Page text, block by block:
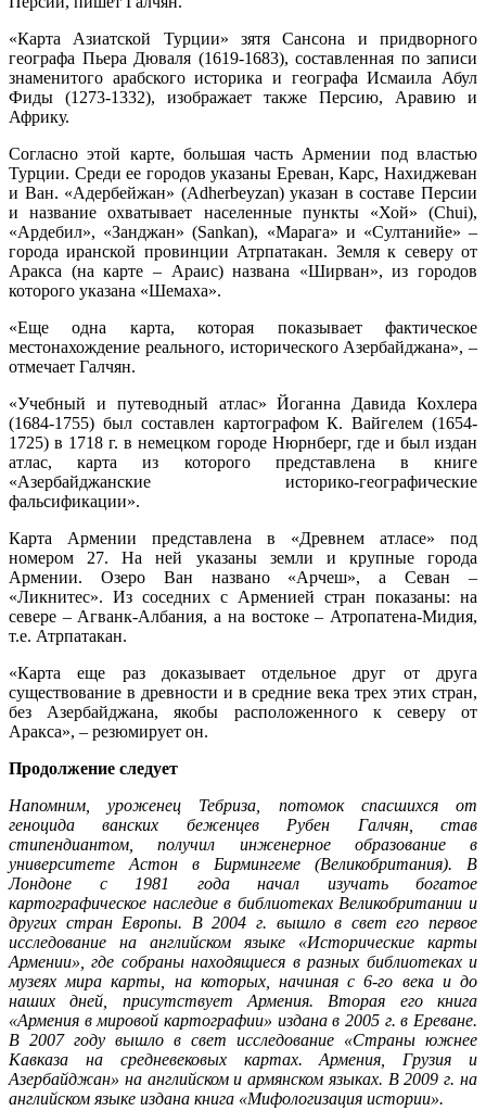
«Карта Азиатской Турции» зятя Сансона и придворного
географа Пьера Дюваля (1619-1683), составленная по записи
знаменитого арабского историка и географа Исмаила Абул
Фиды (1273-1332), изображает также Персию, Аравию и
Африку.
Согласно этой карте, большая часть Армении под властью
Турции. Среди ее городов указаны Ереван, Карс, Нахиджеван
и Ван. «Адербейжан» (Adherbeyzan) указан в составе Персии
и название охватывает населенные пункты «Хой» (Chui),
«Ардебил», «Занджан» (Sankan), «Марага» и «Султанийе» –
города иранской провинции Атрпатакан. Земля к северу от
Аракса (на карте – Араис) названа «Ширван», из городов
которого указана «Шемаха».
«Еще одна карта, которая показывает фактическое
местонахождение реального, исторического Азербайджана», –
отмечает Галчян.
«Учебный и путеводный атлас» Йоганна Давида Кохлера
(1684-1755) был составлен картографом К. Вайгелем (1654-
1725) в 1718 г. в немецком городе Нюрнберг, где и был издан
атлас, карта из которого представлена в книге
«Азербайджанские историко-географические
фальсификации».
Карта Армении представлена в «Древнем атласе» под
номером 27. На ней указаны земли и крупные города
Армении. Озеро Ван названо «Арчеш», а Севан –
«Ликнитес». Из соседних с Арменией стран показаны: на
севере – Агванк-Албания, а на востоке – Атропатена-Мидия,
т.е. Атрпатакан.
«Карта еще раз доказывает отдельное друг от друга
существование в древности и в средние века трех этих стран,
без Азербайджана, якобы расположенного к северу от
Аракса», – резюмирует он.
Продолжение следует
Напомним, уроженец Тебриза, потомок спасшихся от
геноцида ванских беженцев Рубен Галчян, став
стипендиантом, получил инженерное образование в
университете Астон в Бирмингеме (Великобритания). В
Лондоне с 1981 года начал изучать богатое
картографическое наследие в библиотеках Великобритании и
других стран Европы. В 2004 г. вышло в свет его первое
исследование на английском языке «Исторические карты
Армении», где собраны находящиеся в разных библиотеках и
музеях мира карты, на которых, начиная с 6-го века и до
наших дней, присутствует Армения. Вторая его книга
«Армения в мировой картографии» издана в 2005 г. в Ереване.
В 2007 году вышло в свет исследование «Страны южнее
Кавказа на средневековых картах. Армения, Грузия и
Азербайджан» на английском и армянском языках. В 2009 г. на
английском языке издана книга «Мифологизация истории».